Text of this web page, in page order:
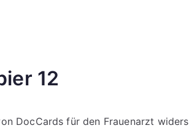
12
DocCards für den Frauenarzt